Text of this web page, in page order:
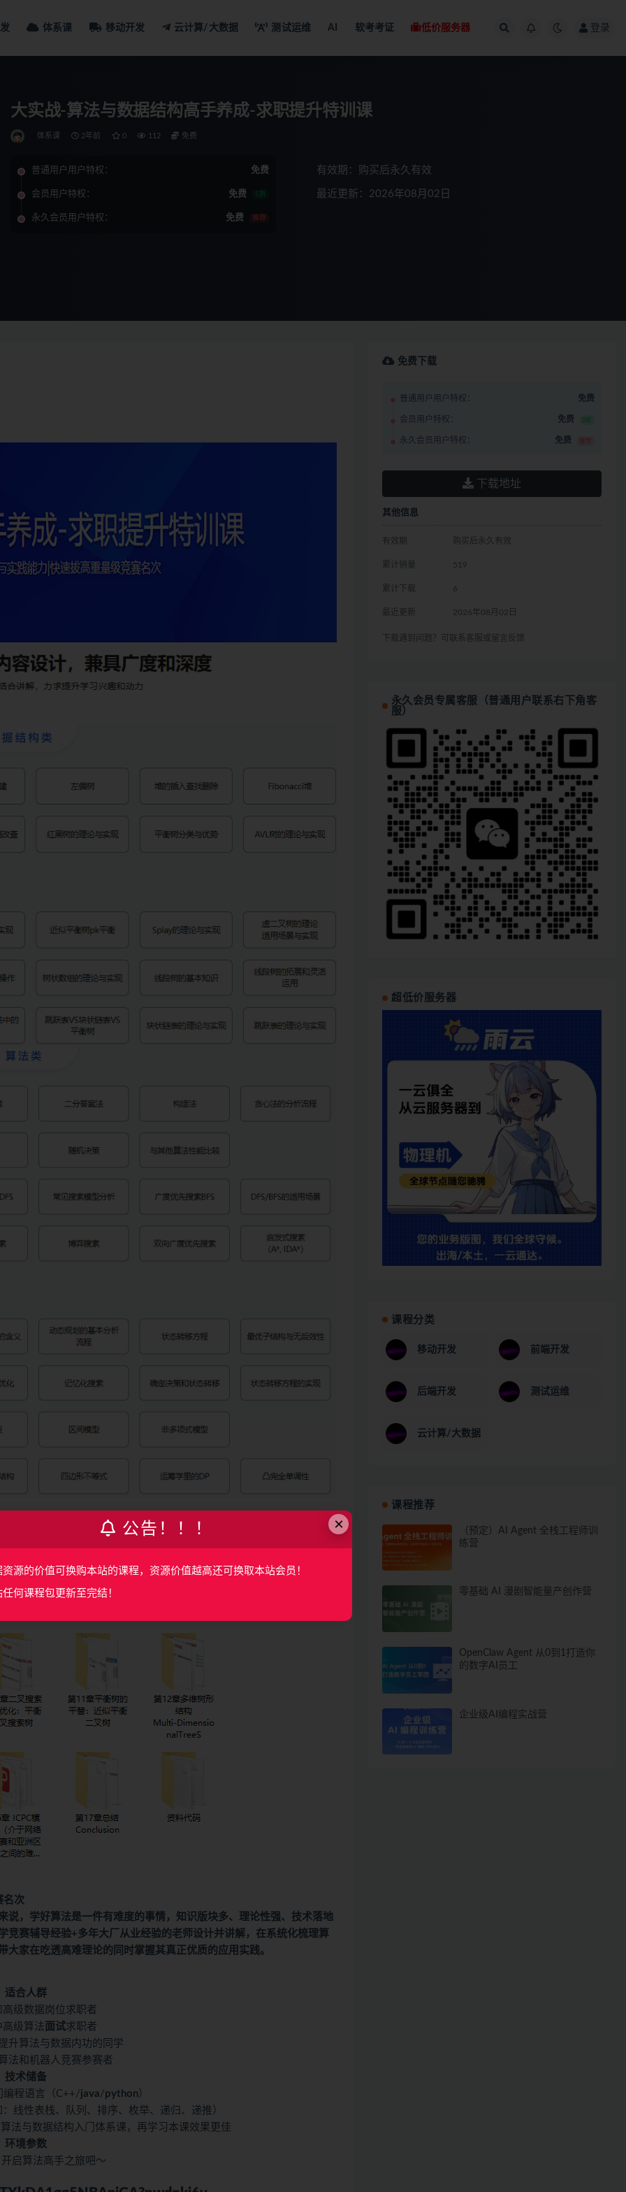
体系课 移动开发 云计算/大数据 测试运维 AI 软考考证 低价服务器 登录
大实战-算法与数据结构高手养成-求职提升特训课
体系课 2年前 0 112 免费
普通用户用户特权： 免费
会员用户特权： 免费 5折
永久会员用户特权： 免费 推荐
有效期：购买后永久有效
最近更新：2026年08月02日
名次
，学好算法是一件有难度的事情，知识版块多、理论性强、技术落地
赛辅导经验+多年大厂从业经验的老师设计并讲解，在系统化梳理算
家在吃透高难理论的同时掌握其真正优质的应用实践。
适合人群
级数据岗位求职者
级算法 面试求职者
升算法与数据内功的同学
法和机器人竞赛参赛者
技术储备
编程语言（C++/java /python）
线性表栈、队列、排序、枚举、递归、递推）
法与数据结构入门体系课，再学习本课效果更佳
环境参数
启算法高手之旅吧～
免费下载
普通用户用户特权： 免费
会员用户特权： 免费 5折
永久会员用户特权： 免费 推荐
下载地址
其他信息
有效期 购买后永久有效
累计销量 519
累计下载 6
最近更新 2026年08月02日
下载遇到问题？可联系客服或留言反馈
永久会员专属客服（普通用户联系右下角客
服）
超低价服务器
课程分类
移动开发 前端开发
后端开发 测试运维
云计算/大数据
课程推荐
（预定）AI Agent 全栈工程师训
练营
零基础 AI 漫剧智能量产创作营
OpenClaw Agent 从0到1打造你
的数字AI员工
企业级AI编程实战营
×
公告！！！
资源的价值可换购本站的课程，资源价值越高还可换取本站会员！
任何课程包更新至完结！